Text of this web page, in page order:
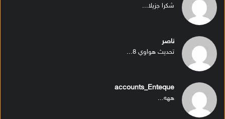
شكرا جزيلا...
ناصر
تحديث هواوي 8...
accounts_Enteque
ههه...